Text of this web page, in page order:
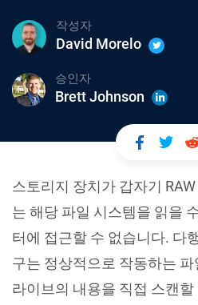
작성자
David Morelo
승인자
Brett Johnson
스토리지 장치가 갑자기
는 해당 파일 시스템을 읽을
터에 접근할 수 없습니다. 다
구는 정상적으로 작동하는
라이브의 내용을 직접 스캔